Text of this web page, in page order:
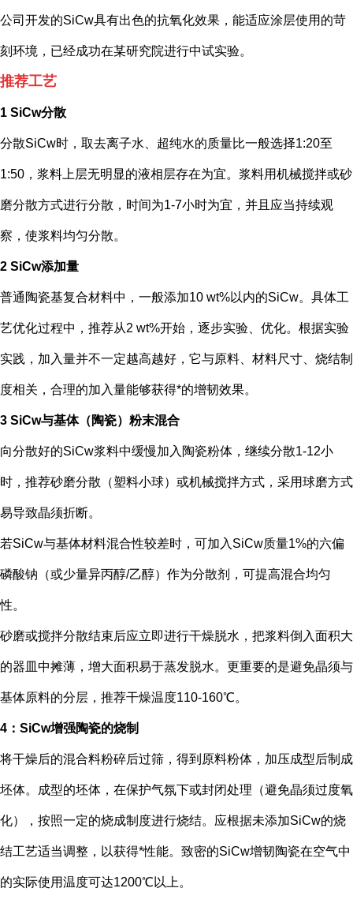
公司开发的SiCw具有出色的抗氧化效果，能适应涂层使用的苛
刻环境，已经成功在某研究院进行中试实验。
推荐工艺
1 SiCw分散
分散SiCw时，取去离子水、超纯水的质量比一般选择1:20至
1:50，浆料上层无明显的液相层存在为宜。浆料用机械搅拌或砂
磨分散方式进行分散，时间为1-7小时为宜，并且应当持续观
察，使浆料均匀分散。
2 SiCw添加量
普通陶瓷基复合材料中，一般添加10 wt%以内的SiCw。具体工
艺优化过程中，推荐从2 wt%开始，逐步实验、优化。根据实验
实践，加入量并不一定越高越好，它与原料、材料尺寸、烧结制
度相关，合理的加入量能够获得*的增韧效果。
3 SiCw与基体（陶瓷）粉末混合
向分散好的SiCw浆料中缓慢加入陶瓷粉体，继续分散1-12小
时，推荐砂磨分散（塑料小球）或机械搅拌方式，采用球磨方式
易导致晶须折断。
若SiCw与基体材料混合性较差时，可加入SiCw质量1%的六偏
磷酸钠（或少量异丙醇/乙醇）作为分散剂，可提高混合均匀
性。
砂磨或搅拌分散结束后应立即进行干燥脱水，把浆料倒入面积大
的器皿中摊薄，增大面积易于蒸发脱水。更重要的是避免晶须与
基体原料的分层，推荐干燥温度110-160℃。
4：SiCw增强陶瓷的烧制
将干燥后的混合料粉碎后过筛，得到原料粉体，加压成型后制成
坯体。成型的坯体，在保护气氛下或封闭处理（避免晶须过度氧
化），按照一定的烧成制度进行烧结。应根据未添加SiCw的烧
结工艺适当调整，以获得*性能。致密的SiCw增韧陶瓷在空气中
的实际使用温度可达1200℃以上。